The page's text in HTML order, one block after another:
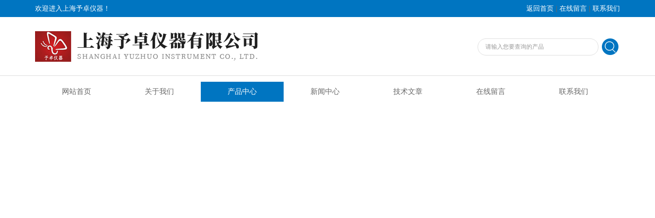
欢迎进入上海予卓仪器！ 返回首页 | 在线留言 | 联系我们
网站首页 关于我们 产品中心 新闻中心 技术文章 在线留言 联系我们